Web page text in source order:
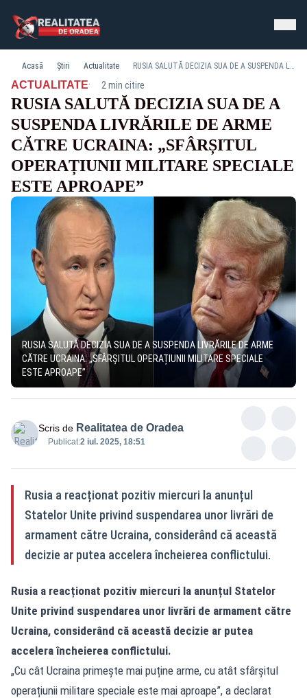
Acasă Știri Actualitate RUSIA SALUTĂ DECIZIA SUA DE A SUSPENDA LIVRĂRILE DE ARME CĂTRE UCRAINA: „SFÂRȘITUL OPERAȚIUNII MILITARE SPECIALE ESTE APROAPE”
ACTUALITATE· 2 min citire
RUSIA SALUTĂ DECIZIA SUA DE A
SUSPENDA LIVRĂRILE DE ARME
CĂTRE UCRAINA: „SFÂRȘITUL
OPERAȚIUNII MILITARE SPECIALE
ESTE APROAPE”
RUSIA SALUTĂ DECIZIA SUA DE A SUSPENDA LIVRĂRILE DE ARME
CĂTRE UCRAINA: „SFÂRȘITUL OPERAȚIUNII MILITARE SPECIALE
ESTE APROAPE”
Scris de Realitatea de Oradea
Publicat:2 iul. 2025, 18:51
Rusia a reacționat pozitiv miercuri la anunțul
Statelor Unite privind suspendarea unor livrări de
armament către Ucraina, considerând că această
decizie ar putea accelera încheierea conflictului.
Rusia a reacționat pozitiv miercuri la anunțul Statelor
Unite privind suspendarea unor livrări de armament către
Ucraina, considerând că această decizie ar putea
accelera încheierea conflictului.
„Cu cât Ucraina primește mai puține arme, cu atât sfârșitul
operațiunii militare speciale este mai aproape”, a declarat